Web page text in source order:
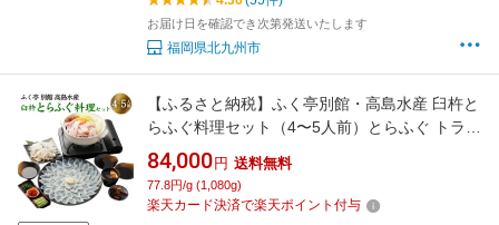
お届け日を確認でき次第発送いたします
福岡県北九州市
【ふるさと納税】ふく亭別館・高島水産 臼杵と
らふぐ料理セット（4〜5人前）とらふぐ トラフ
グ とらふぐ刺し ふぐ フグ 河豚 ふぐ刺し フグ
刺し 河豚刺し ふぐ刺身 セット 鍋 ふぐ鍋 湯引
き皮 ひれ酒用ひれ 特製ポン酢 薬味 かぼす 冷蔵
84,000円 送料無料
77.8円/g (1,080g)
楽天カード決済で楽天ポイント付与